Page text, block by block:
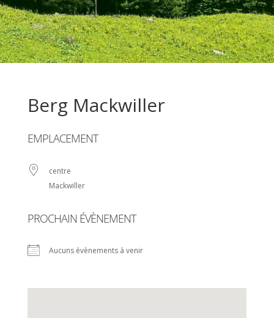
Berg Mackwiller
EMPLACEMENT
centre
Mackwiller
PROCHAIN ÉVÈNEMENT
Aucuns évènements à venir